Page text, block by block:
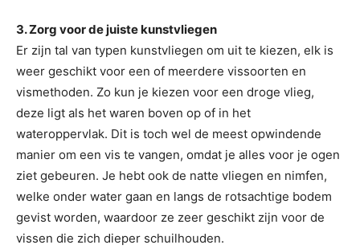
3. Zorg voor de juiste kunstvliegen
Er zijn tal van typen kunstvliegen om uit te kiezen, elk is
weer geschikt voor een of meerdere vissoorten en
vismethoden. Zo kun je kiezen voor een droge vlieg,
deze ligt als het waren boven op of in het
wateroppervlak. Dit is toch wel de meest opwindende
manier om een vis te vangen, omdat je alles voor je ogen
ziet gebeuren. Je hebt ook de natte vliegen en nimfen,
welke onder water gaan en langs de rotsachtige bodem
gevist worden, waardoor ze zeer geschikt zijn voor de
vissen die zich dieper schuilhouden.